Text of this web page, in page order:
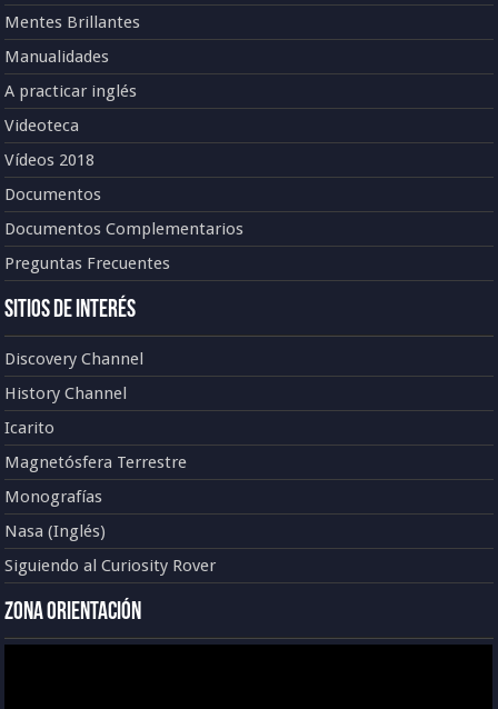
Mentes Brillantes
Manualidades
A practicar inglés
Videoteca
Vídeos 2018
Documentos
Documentos Complementarios
Preguntas Frecuentes
Sitios de Interés
Discovery Channel
History Channel
Icarito
Magnetósfera Terrestre
Monografías
Nasa (Inglés)
Siguiendo al Curiosity Rover
Zona Orientación